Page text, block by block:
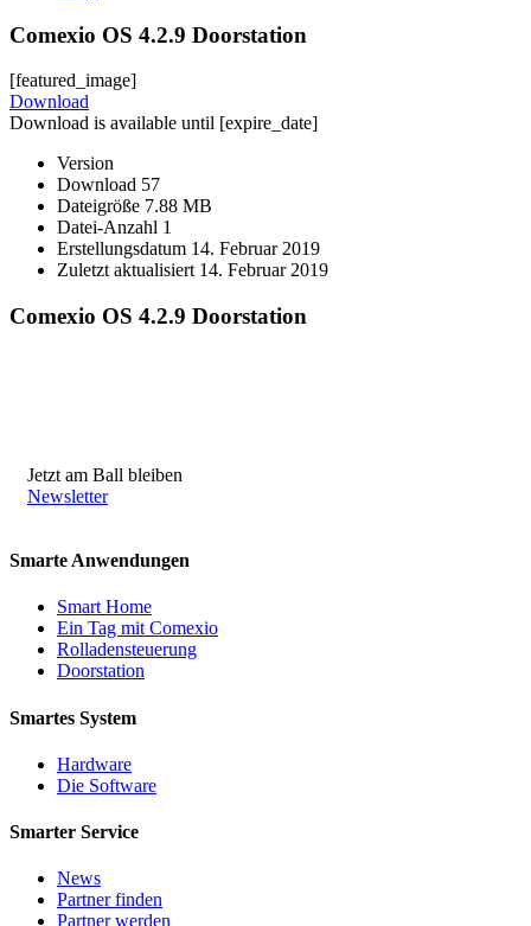
Comexio OS 4.2.9 Doorstation
[featured_image]
Download
Download is available until [expire_date]
Version
Download 57
Dateigröße 7.88 MB
Datei-Anzahl 1
Erstellungsdatum 14. Februar 2019
Zuletzt aktualisiert 14. Februar 2019
Comexio OS 4.2.9 Doorstation
Jetzt am Ball bleiben
Newsletter
Smarte Anwendungen
Smart Home
Ein Tag mit Comexio
Rolladensteuerung
Doorstation
Smartes System
Hardware
Die Software
Smarter Service
News
Partner finden
Partner werden